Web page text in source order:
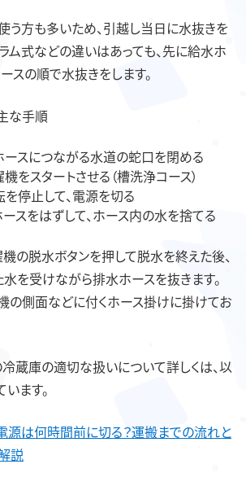
う方も多いため、引越し当日に水抜きを
ム式などの違いはあっても、先に給水ホ
スの順で水抜きをします。
な手順
スにつながる水道の蛇口を閉める
をスタートさせる（槽洗浄コース）
停止して、電源を切る
スをはずして、ホース内の水を捨てる
の脱水ボタンを押して脱水を終えた後、
を受けながら排水ホースを抜きます。
の側面などに付くホース掛けに掛けてお
蔵庫の適切な扱いについて詳しくは、以
ます。
源は何時間前に切る？運搬までの流れと
説